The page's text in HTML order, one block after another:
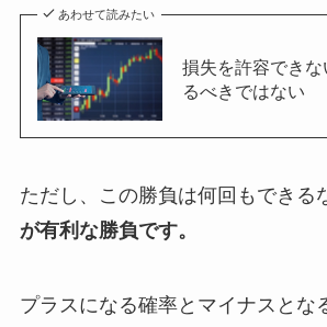
あわせて読みたい
損失を許容でき
るべきではない
ただし、この勝負は何回もできる
が有利な勝負です。
プラスになる確率とマイナスとな